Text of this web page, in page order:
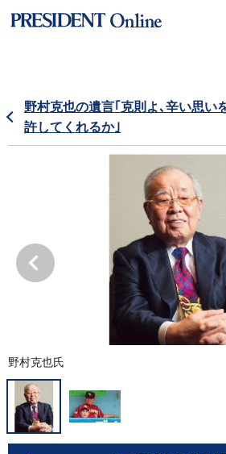
野村克也の遺言｢克則よ､辛い思い
許してくれるか｣
野村克也氏